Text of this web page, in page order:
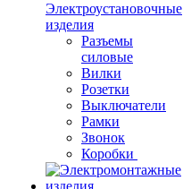
Электроустановочные
изделия
Разъемы
силовые
Вилки
Розетки
Выключатели
Рамки
Звонок
Коробки